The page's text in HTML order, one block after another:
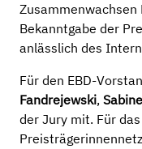
Zusammenwachsen
Bekanntgabe der
anlässlich des
Für den EBD-
Fandrejewski,
der Jury mit. Für